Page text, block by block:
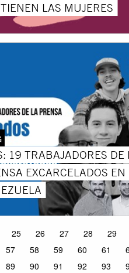
LAS MUJERES
19 TRABAJADORES DE
EXCARCELADOS EN
25 26 27 28 29
57 58 59 60 61
89 90 91 92 93